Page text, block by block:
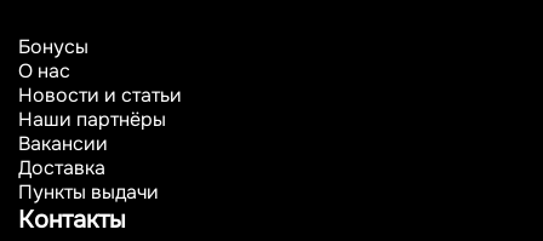
Бонусы
О нас
Новости и статьи
Наши партнёры
Вакансии
Доставка
Пункты выдачи
Контакты